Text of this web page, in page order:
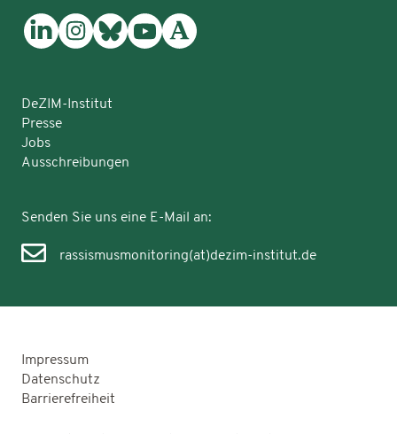
DeZIM-Institut
Presse
Jobs
Ausschreibungen
Senden Sie uns eine E-Mail an:
rassismusmonitoring(at)dezim-institut.de
Impressum
Datenschutz
Barrierefreiheit